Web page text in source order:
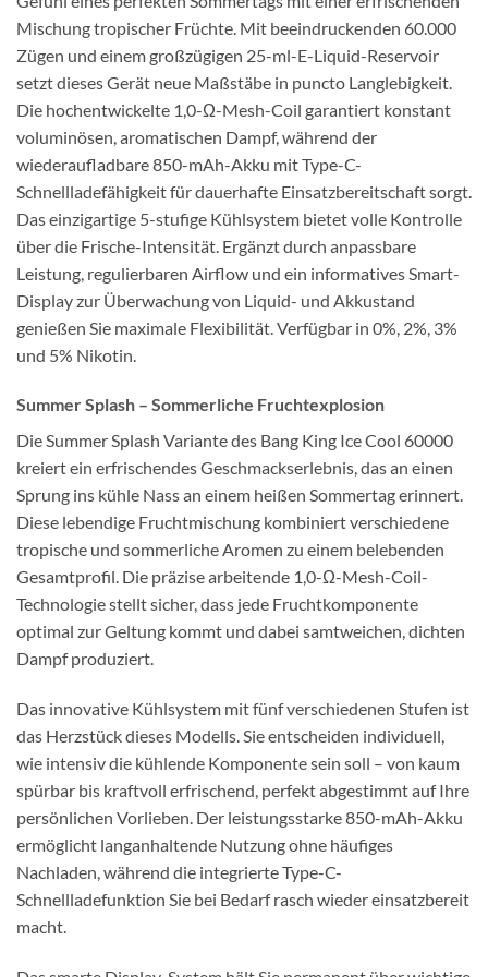
Mischung tropischer Früchte. Mit beeindruckenden 60.000
Zügen und einem großzügigen 25-ml-E-Liquid-Reservoir
setzt dieses Gerät neue Maßstäbe in puncto Langlebigkeit.
Die hochentwickelte 1,0-Ω-Mesh-Coil garantiert konstant
voluminösen, aromatischen Dampf, während der
wiederaufladbare 850-mAh-Akku mit Type-C-
Schnellladefähigkeit für dauerhafte Einsatzbereitschaft sorgt.
Das einzigartige 5-stufige Kühlsystem bietet volle Kontrolle
über die Frische-Intensität. Ergänzt durch anpassbare
Leistung, regulierbaren Airflow und ein informatives Smart-
Display zur Überwachung von Liquid- und Akkustand
genießen Sie maximale Flexibilität. Verfügbar in 0%, 2%, 3%
und 5% Nikotin.
Summer Splash – Sommerliche Fruchtexplosion
Die Summer Splash Variante des Bang King Ice Cool 60000
kreiert ein erfrischendes Geschmackserlebnis, das an einen
Sprung ins kühle Nass an einem heißen Sommertag erinnert.
Diese lebendige Fruchtmischung kombiniert verschiedene
tropische und sommerliche Aromen zu einem belebenden
Gesamtprofil. Die präzise arbeitende 1,0-Ω-Mesh-Coil-
Technologie stellt sicher, dass jede Fruchtkomponente
optimal zur Geltung kommt und dabei samtweichen, dichten
Dampf produziert.
Das innovative Kühlsystem mit fünf verschiedenen Stufen ist
das Herzstück dieses Modells. Sie entscheiden individuell,
wie intensiv die kühlende Komponente sein soll – von kaum
spürbar bis kraftvoll erfrischend, perfekt abgestimmt auf Ihre
persönlichen Vorlieben. Der leistungsstarke 850-mAh-Akku
ermöglicht langanhaltende Nutzung ohne häufiges
Nachladen, während die integrierte Type-C-
Schnellladefunktion Sie bei Bedarf rasch wieder einsatzbereit
macht.